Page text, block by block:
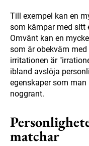
Till exempel kan en
som kämpar med sitt
Omvänt kan en
som är obekväm
irritationen är
ibland avslöja
egenskaper som
noggrant.
matchar